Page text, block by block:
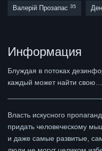
Валерій Прозапас 35
Информация
Блуждая в потоках
каждый может найти
Власть искусного
придать человеческому
и даже самые развитые,